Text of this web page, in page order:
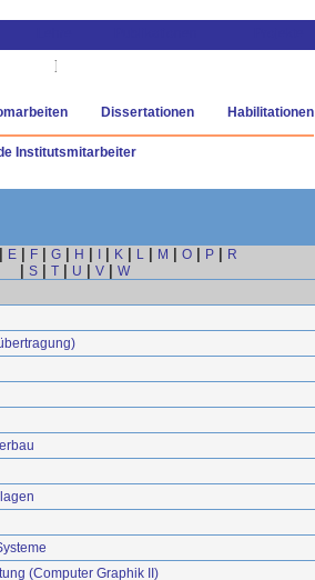
Dissertationen Habilitationen
Institutsmitarbeiter
E F G H K L M O P R
S T U V
W
(Computer Graphik II)